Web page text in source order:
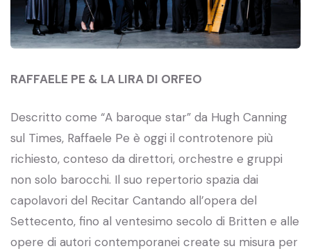
RAFFAELE PE & LA LIRA DI ORFEO
Descritto come “A baroque star” da Hugh Canning
sul Times, Raffaele Pe è oggi il controtenore più
richiesto, conteso da direttori, orchestre e gruppi
non solo barocchi. Il suo repertorio spazia dai
capolavori del Recitar Cantando all’opera del
Settecento, fino al ventesimo secolo di Britten e alle
opere di autori contemporanei create su misura per